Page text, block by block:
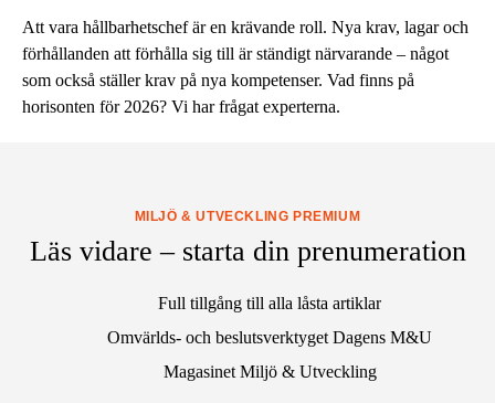
Att vara hållbarhetschef är en krävande roll. Nya krav, lagar och
förhållanden att förhålla sig till är ständigt närvarande – något
som också ställer krav på nya kompetenser. Vad finns på
horisonten för 2026? Vi har frågat experterna.
MILJÖ & UTVECKLING PREMIUM
Läs vidare – starta din prenumeration
Full tillgång till alla låsta artiklar
Omvärlds- och beslutsverktyget Dagens M&U
Magasinet Miljö & Utveckling